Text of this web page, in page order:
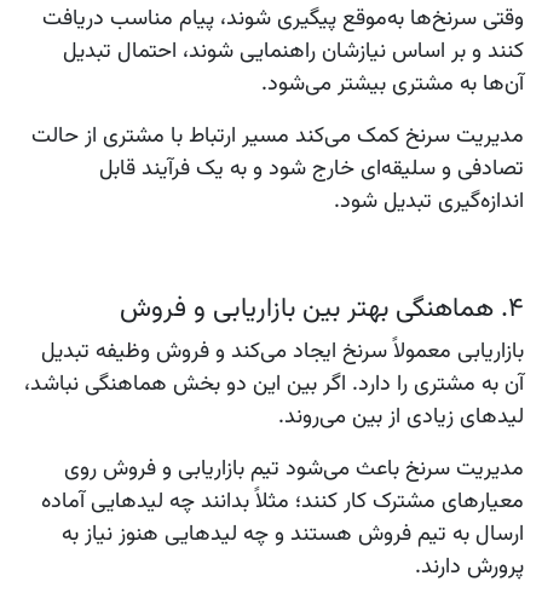
وقتی سرنخ‌ها به‌موقع پیگیری شوند، پیام مناسب دریافت
کنند و بر اساس نیازشان راهنمایی شوند، احتمال تبدیل
آن‌ها به مشتری بیشتر می‌شود.
مدیریت سرنخ کمک می‌کند مسیر ارتباط با مشتری از حالت
تصادفی و سلیقه‌ای خارج شود و به یک فرآیند قابل
اندازه‌گیری تبدیل شود.
۴. هماهنگی بهتر بین بازاریابی و فروش
بازاریابی معمولاً سرنخ ایجاد می‌کند و فروش وظیفه تبدیل
آن به مشتری را دارد. اگر بین این دو بخش هماهنگی نباشد،
لیدهای زیادی از بین می‌روند.
مدیریت سرنخ باعث می‌شود تیم بازاریابی و فروش روی
معیارهای مشترک کار کنند؛ مثلاً بدانند چه لیدهایی آماده
ارسال به تیم فروش هستند و چه لیدهایی هنوز نیاز به
پرورش دارند.